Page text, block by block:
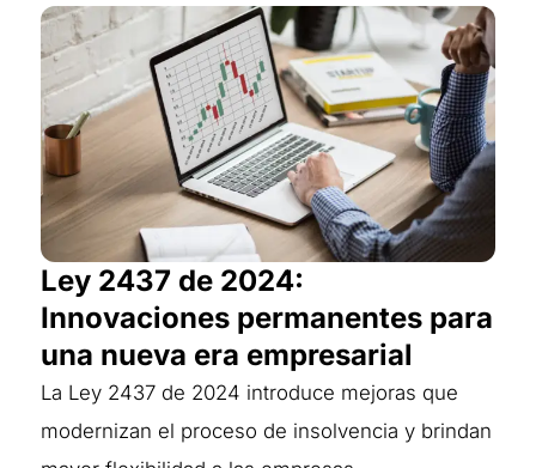
Ley 2437 de 2024:
Innovaciones permanentes para
una nueva era empresarial
La Ley 2437 de 2024 introduce mejoras que
modernizan el proceso de insolvencia y brindan